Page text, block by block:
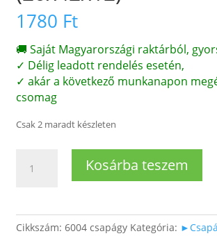
1780 Ft
🚚 Saját Magyarországi raktárból,
✓ Délig leadott rendelés esetén,
✓ akár a következő munkanapon
csomag
Csak 2 maradt készleten
2RSR
mennyiség
Kosárba teszem
Cikkszám:6004 csapágy Kategória: